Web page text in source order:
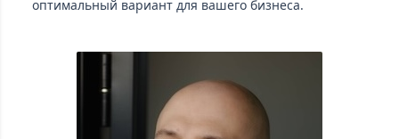
оптимальный вариант для вашего бизнеса.